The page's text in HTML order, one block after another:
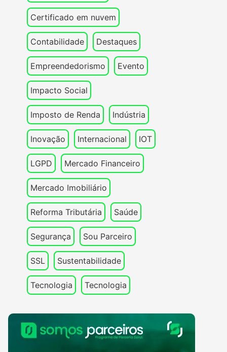
Certificado em nuvem
Contabilidade Destaques
Empreendedorismo Evento
Impacto Social
Imposto de Renda Indústria
Inovação Internacional IOT
LGPD Mercado Financeiro
Mercado Imobiliário
Reforma Tributária Saúde
Segurança Sou Parceiro
SSL Sustentabilidade
Tecnologia Tecnologia